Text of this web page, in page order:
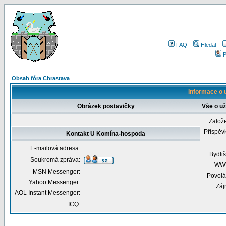
FAQ
Hledat
Obsah fóra Chrastava
Informace o
Obrázek postavičky Vše o
Kontakt U Komína-hospoda
E-mailová adresa:
Soukromá zpráva:
MSN Messenger:
Yahoo Messenger:
AOL Instant Messenger:
ICQ: